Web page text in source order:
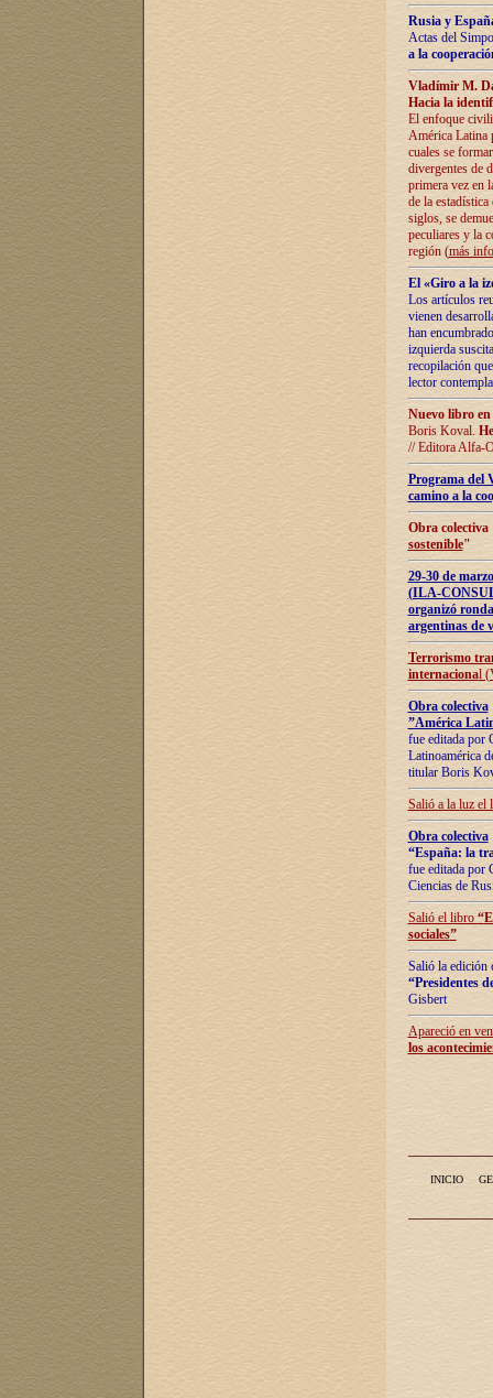
Rusia y
Actas del
a la
Vladímir M.
Hacia la
El enfoque
América Latina
cuales se
divergentes de
primera vez en
de la
siglos, se
peculiares y la
región (más
El «Giro a la
Los artículos
vienen
han
izquierda
recopilación
lector
Nuevo libro
Boris Koval.
// Editora Alfa-
Programa del
camino a la
Obra
sostenible"
29-30 de
(ILA-
organizó
argentinas de
Terrorismo
internacional
Obra colectiva
”América
fue editada por
Latinoamérica
titular Boris
Salió a la luz el
Obra colectiva
“España: la
fue editada por
Ciencias de
Salió el libro “
sociales”
Salió la edición
“Presidentes
Gisbert
Apareció en
los
INICIO